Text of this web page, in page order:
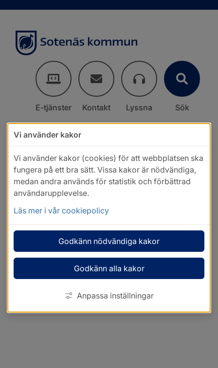
E-tjänster Kontakt Lyssna Sök
Vi använder kakor
Vi använder kakor (cookies) för att webbplatsen ska
fungera på ett bra sätt. Vissa kakor är nödvändiga,
medan andra används för statistik och förbättrad
användarupplevelse.
Läs mer i vår cookiepolicy
Godkänn nödvändiga kakor
Godkänn alla kakor
Anpassa inställningar